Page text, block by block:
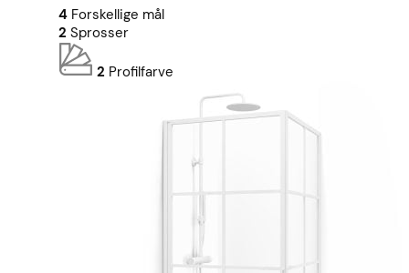
4 Forskellige mål
2 Sprosser
2 Profilfarve